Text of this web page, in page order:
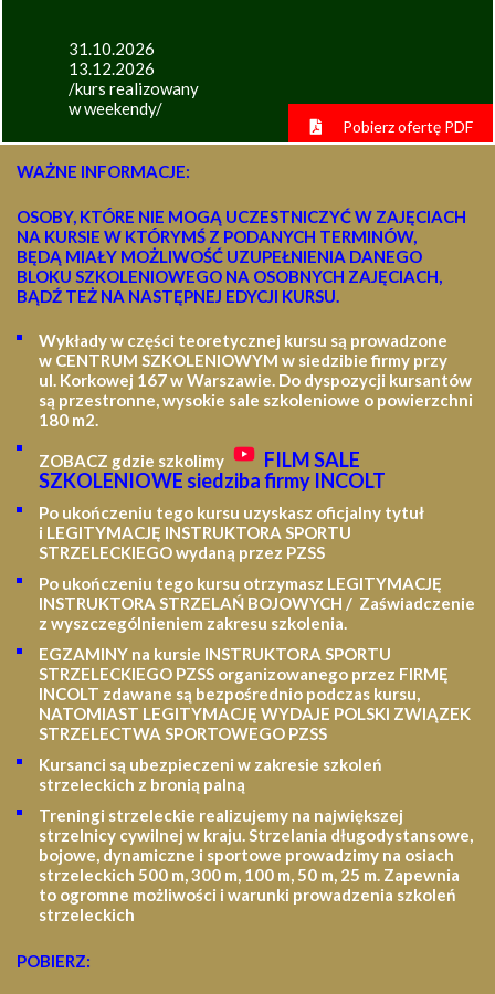
31.10.2026
13.12.2026
/kurs realizowany
w weekendy/
Pobierz ofertę PDF
WAŻNE INFORMACJE:
OSOBY, KTÓRE NIE MOGĄ UCZESTNICZYĆ W ZAJĘCIACH
NA KURSIE W KTÓRYMŚ Z PODANYCH TERMINÓW,
BĘDĄ MIAŁY MOŻLIWOŚĆ UZUPEŁNIENIA DANEGO
BLOKU SZKOLENIOWEGO NA OSOBNYCH ZAJĘCIACH,
BĄDŹ TEŻ NA NASTĘPNEJ EDYCJI KURSU.
Wykłady w części teoretycznej kursu są prowadzone
w CENTRUM SZKOLENIOWYM w siedzibie firmy przy
ul. Korkowej 167 w Warszawie. Do dyspozycji kursantów
są przestronne, wysokie sale szkoleniowe o powierzchni
180 m2.
ZOBACZ gdzie szkolimy
FILM SALE
SZKOLENIOWE siedziba firmy INCOLT
Po ukończeniu tego kursu uzyskasz oficjalny tytuł
i LEGITYMACJĘ INSTRUKTORA SPORTU
STRZELECKIEGO wydaną przez PZSS
Po ukończeniu tego kursu otrzymasz LEGITYMACJĘ
INSTRUKTORA STRZELAŃ BOJOWYCH / Zaświadczenie
z wyszczególnieniem zakresu szkolenia.
EGZAMINY na kursie INSTRUKTORA SPORTU
STRZELECKIEGO PZSS organizowanego przez FIRMĘ
INCOLT zdawane są bezpośrednio podczas kursu,
NATOMIAST LEGITYMACJĘ WYDAJE POLSKI ZWIĄZEK
STRZELECTWA SPORTOWEGO PZSS
Kursanci są ubezpieczeni w zakresie szkoleń
strzeleckich z bronią palną
Treningi strzeleckie realizujemy na największej
strzelnicy cywilnej w kraju. Strzelania długodystansowe,
bojowe, dynamiczne i sportowe prowadzimy na osiach
strzeleckich 500 m, 300 m, 100 m, 50 m, 25 m. Zapewnia
to ogromne możliwości i warunki prowadzenia szkoleń
strzeleckich
POBIERZ: